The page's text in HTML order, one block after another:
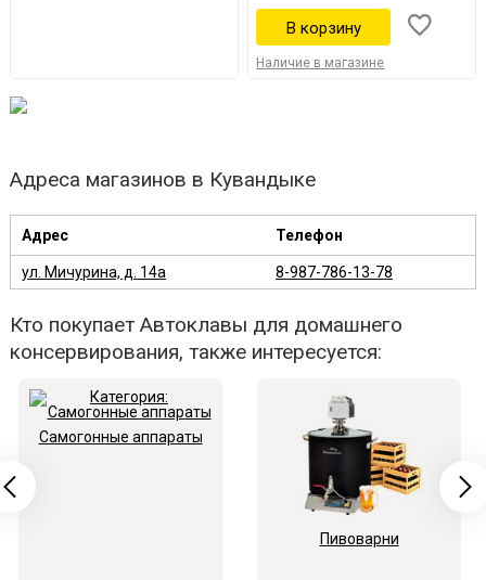
Наличие в магазине
Адреса магазинов в Кувандыке
Адрес Телефон
ул. Мичурина, д. 14а 8-987-786-13-78
Кто покупает Автоклавы для домашнего
консервирования, также интересуется:
Самогонные аппараты
Пивоварни